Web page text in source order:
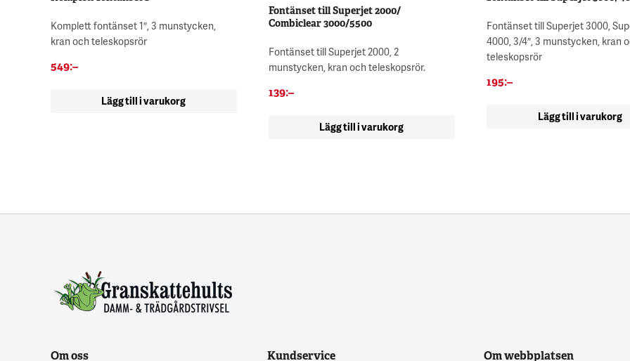
Komplett fontänset 1″, 3 munstycken,
kran och teleskopsrör
549:–
Lägg till i varukorg
Fontänset till Superjet 2000/
Combiclear 3000/5500
Fontänset till Superjet 2000, 2
munstycken, kran och teleskopsrör.
139:–
Lägg till i varukorg
Fontänset till Superjet 3000,
4000, 3/4″, 3 munstycken, kran
teleskopsrör
195:–
Lägg till i varukorg
Om oss Kundservice Om webbplatsen